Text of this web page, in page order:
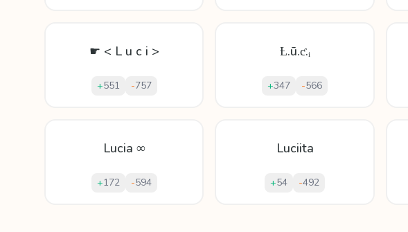
☛ < L u c i >
+551 -757
Ƚ.ū.ƈ.ᵢ
+347 -566
Lucia ∞
+172 -594
Luciita
+54 -492